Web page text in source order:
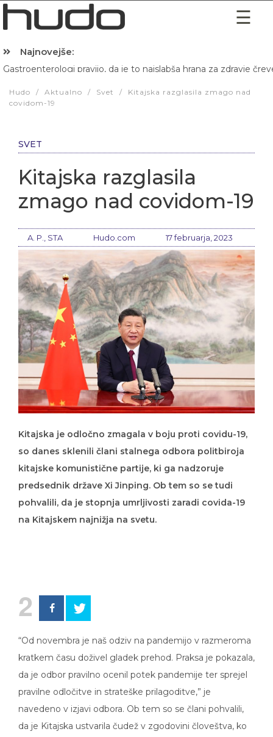
Najnovejše:
Hudo / Aktualno / Svet /
Kitajska razglasila zmago nad
covidom-19
SVET
Kitajska razglasila
zmago nad covidom-19
A. P., STA Hudo.com 17 februarja, 2023
Kitajska je odločno zmagala v boju proti covidu-19,
so danes sklenili člani stalnega odbora politbiroja
kitajske komunistične partije, ki ga nadzoruje
predsednik države Xi Jinping. Ob tem so se tudi
pohvalili, da je stopnja umrljivosti zaradi covida-19
na Kitajskem najnižja na svetu.
2
“Od novembra je naš odziv na pandemijo v razmeroma
kratkem času doživel gladek prehod. Praksa je pokazala,
da je odbor pravilno ocenil potek pandemije ter sprejel
pravilne odločitve in strateške prilagoditve,” je
navedeno v izjavi odbora. Ob tem so se člani pohvalili,
da je Kitajska ustvarila čudež v zgodovini človeštva, ko